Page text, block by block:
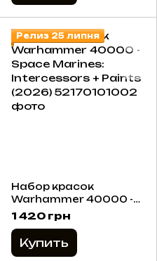
Релиз 25 липня
Набор красок
Warhammer 40000 -
Space Marines:
Intercessors + Paints
(2026)
1 420 грн
Купить